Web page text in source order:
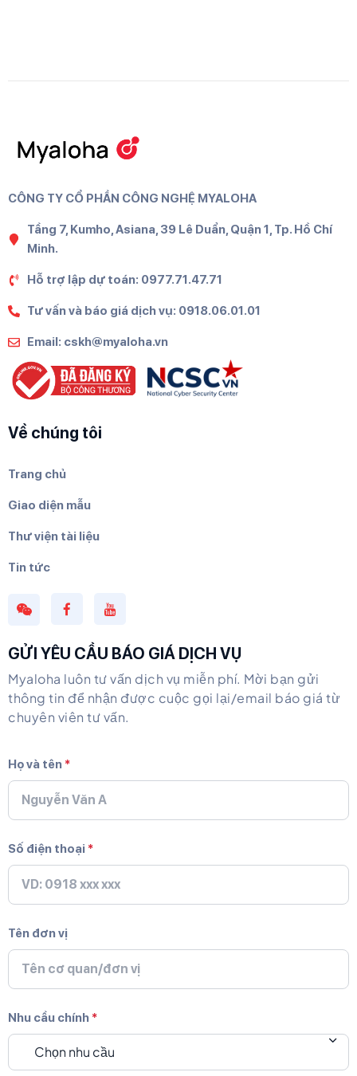
CÔNG TY CỔ PHẦN CÔNG NGHỆ MYALOHA
Tầng 7, Kumho, Asiana, 39 Lê Duẩn, Quận 1, Tp. Hồ Chí
Minh.
Hỗ trợ lập dự toán: 0977.71.47.71
Tư vấn và báo giá dịch vụ: 0918.06.01.01
Email: cskh@myaloha.vn
Về chúng tôi
Trang chủ
Giao diện mẫu
Thư viện tài liệu
Tin tức
GỬI YÊU CẦU BÁO GIÁ DỊCH VỤ
Myaloha luôn tư vấn dịch vụ miễn phí. Mời bạn gửi
thông tin để nhận được cuộc gọi lại/email báo giá từ
chuyên viên tư vấn.
Họ và tên *
Số điện thoại *
Tên đơn vị
Nhu cầu chính *
Chọn nhu cầu